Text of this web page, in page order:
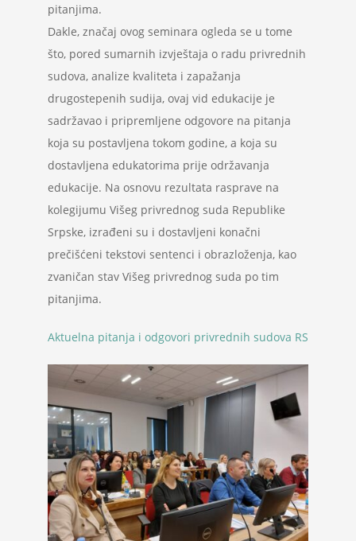
pitanjima.
Dakle, značaj ovog seminara ogleda se u tome
što, pored sumarnih izvještaja o radu privrednih
sudova, analize kvaliteta i zapažanja
drugostepenih sudija, ovaj vid edukacije je
sadržavao i pripremljene odgovore na pitanja
koja su postavljena tokom godine, a koja su
dostavljena edukatorima prije održavanja
edukacije. Na osnovu rezultata rasprave na
kolegijumu Višeg privrednog suda Republike
Srpske, izrađeni su i dostavljeni konačni
prečišćeni tekstovi sentenci i obrazloženja, kao
zvaničan stav Višeg privrednog suda po tim
pitanjima.
Aktuelna pitanja i odgovori privrednih sudova RS